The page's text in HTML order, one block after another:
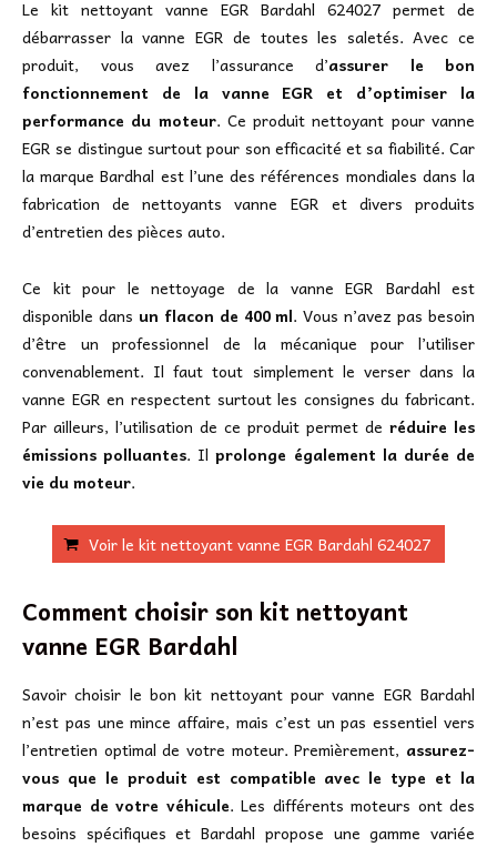
Le kit nettoyant vanne EGR Bardahl 624027 permet de
débarrasser la vanne EGR de toutes les saletés. Avec ce
produit, vous avez l’assurance d’assurer le bon
fonctionnement de la vanne EGR et d’optimiser la
performance du moteur. Ce produit nettoyant pour vanne
EGR se distingue surtout pour son efficacité et sa fiabilité. Car
la marque Bardhal est l’une des références mondiales dans la
fabrication de nettoyants vanne EGR et divers produits
d’entretien des pièces auto.
Ce kit pour le nettoyage de la vanne EGR Bardahl est
disponible dans un flacon de 400 ml. Vous n’avez pas besoin
d’être un professionnel de la mécanique pour l’utiliser
convenablement. Il faut tout simplement le verser dans la
vanne EGR en respectent surtout les consignes du fabricant.
Par ailleurs, l’utilisation de ce produit permet de réduire les
émissions polluantes. Ilprolonge également la durée de
vie du moteur.
Voir le kit nettoyant vanne EGR Bardahl 624027
Comment choisir son kit nettoyant
vanne EGR Bardahl
Savoir choisir le bon kit nettoyant pour vanne EGR Bardahl
n’est pas une mince affaire, mais c’est un pas essentiel vers
l’entretien optimal de votre moteur. Premièrement, assurez-
vous que le produit est compatible avec le type et la
marque de votre véhicule. Les différents moteurs ont des
besoins spécifiques et Bardahl propose une gamme variée